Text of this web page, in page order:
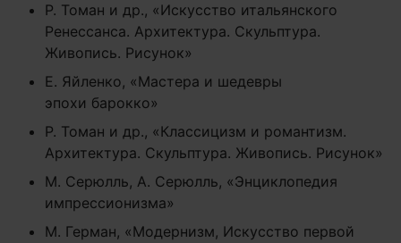
Р. Томан и др., «Искусство итальянского
Ренессанса. Архитектура. Скульптура.
Живопись. Рисунок»
Е. Яйленко, «Мастера и шедевры
эпохи барокко»
Р. Томан и др., «Классицизм и романтизм.
Архитектура. Скульптура. Живопись. Рисунок»
М. Серюлль, А. Серюлль, «Энциклопедия
импрессионизма»
М. Герман, «Модернизм, Искусство первой